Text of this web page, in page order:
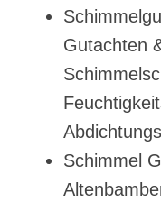
Gutachten
Schimmel